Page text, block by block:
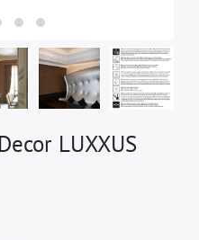
LUXXUS